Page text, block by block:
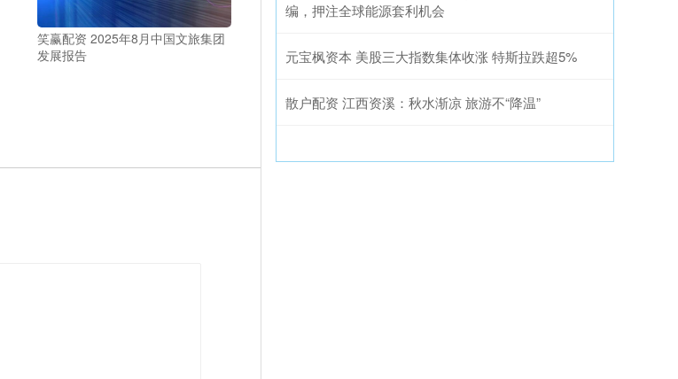
笑赢配资 2025年8月中国文旅集团
发展报告
编，押注全球能源套利机会
元宝枫资本 美股三大指数集体收涨 特斯拉跌超5%
散户配资 江西资溪：秋水渐凉 旅游不“降温”